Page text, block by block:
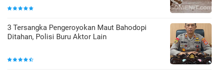
3 Tersangka Pengeroyokan Maut Bahodopi
Ditahan, Polisi Buru Aktor Lain